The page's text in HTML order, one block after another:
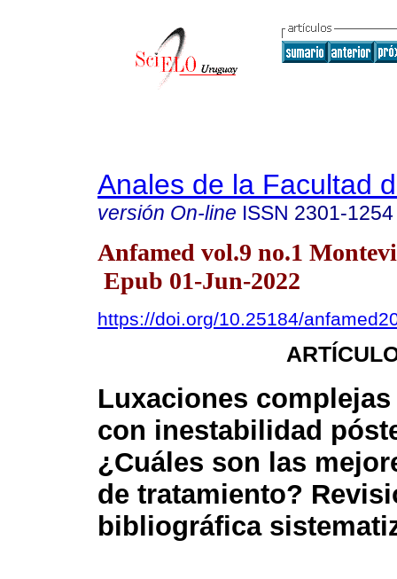
Anales de la Facultad
versión On-line ISSN 2301-1254
Anfamed vol.9 no.1
Epub 01-Jun-2022
https://doi.org/10.25184/
Luxaciones
con inestabilidad
¿Cuáles son las
de tratamiento?
bibliográfica